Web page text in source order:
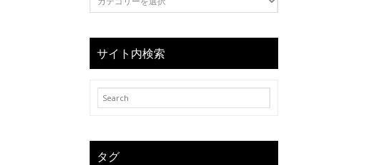
サイト内検索
タグ